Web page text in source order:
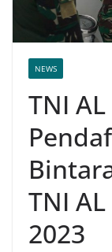
NEWS
TNI
TNI
2023